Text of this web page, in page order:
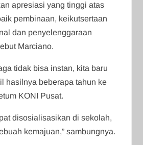
apresiasi yang tinggi atas
pembinaan, keikutsertaan
dan penyelenggaraan
Marciano.
tidak bisa instan, kita baru
hasilnya beberapa tahun ke
KONI Pusat.
disosialisasikan di sekolah,
kemajuan,” sambungnya.